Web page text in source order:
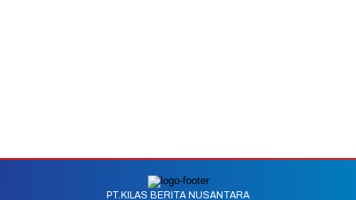
PT.KILAS BERITA NUSANTARA